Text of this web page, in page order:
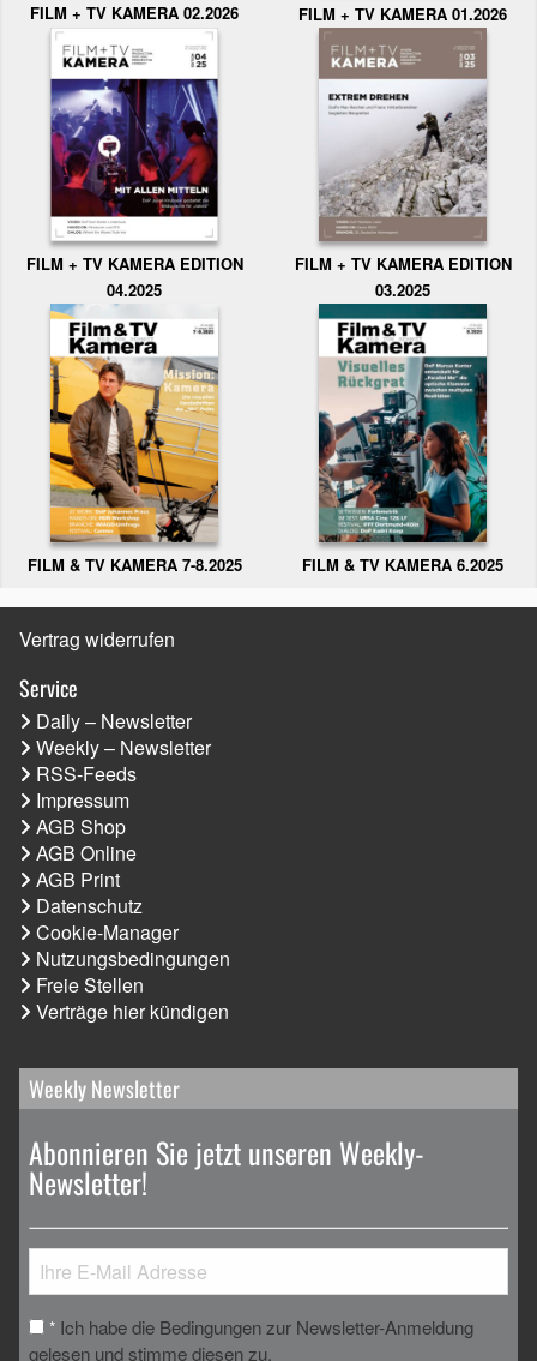
FILM + TV KAMERA 02.2026 FILM + TV KAMERA 01.2026
FILM + TV KAMERA EDITION
04.2025
FILM + TV KAMERA EDITION
03.2025
FILM & TV KAMERA 7-8.2025 FILM & TV KAMERA 6.2025
Vertrag widerrufen
Service
Daily – Newsletter
Weekly – Newsletter
RSS-Feeds
Impressum
AGB Shop
AGB Online
AGB Print
Datenschutz
Cookie-Manager
Nutzungsbedingungen
Freie Stellen
Verträge hier kündigen
Weekly Newsletter
Abonnieren Sie jetzt unseren Weekly-
Newsletter!
* Ich habe die Bedingungen zur Newsletter-Anmeldung
gelesen und stimme diesen zu.